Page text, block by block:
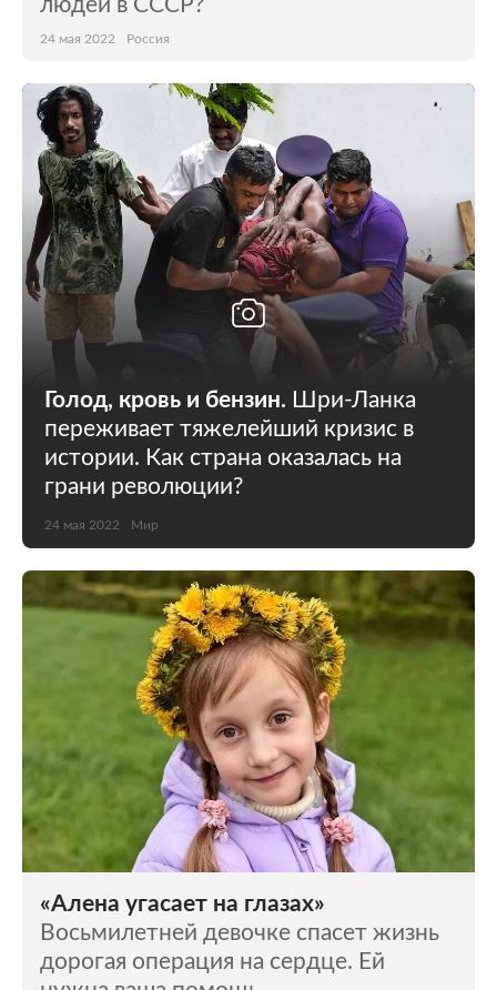
людей в СССР?
24 мая 2022 Россия
Голод, кровь и бензин. Шри-Ланка
переживает тяжелейший кризис в
истории. Как страна оказалась на
грани революции?
24 мая 2022 Мир
«Алена угасает на глазах»
Восьмилетней девочке спасет жизнь
дорогая операция на сердце. Ей